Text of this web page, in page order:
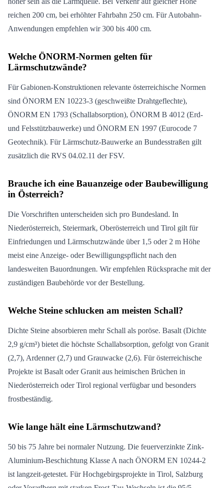
reichen 200 cm, bei erhöhter Fahrbahn 250 cm. Für Autobahn-
Anwendungen empfehlen wir 300 bis 400 cm.
Welche ÖNORM-Normen gelten für
Lärmschutzwände?
Für Gabionen-Konstruktionen relevante österreichische Normen
sind ÖNORM EN 10223-3 (geschweißte Drahtgeflechte),
ÖNORM EN 1793 (Schallabsorption), ÖNORM B 4012 (Erd-
und Felsstützbauwerke) und ÖNORM EN 1997 (Eurocode 7
Geotechnik). Für Lärmschutz-Bauwerke an Bundesstraßen gilt
zusätzlich die RVS 04.02.11 der FSV.
Brauche ich eine Bauanzeige oder Baubewilligung
in Österreich?
Die Vorschriften unterscheiden sich pro Bundesland. In
Niederösterreich, Steiermark, Oberösterreich und Tirol gilt für
Einfriedungen und Lärmschutzwände über 1,5 oder 2 m Höhe
meist eine Anzeige- oder Bewilligungspflicht nach den
landesweiten Bauordnungen. Wir empfehlen Rücksprache mit der
zuständigen Baubehörde vor der Bestellung.
Welche Steine schlucken am meisten Schall?
Dichte Steine absorbieren mehr Schall als poröse. Basalt (Dichte
2,9 g/cm³) bietet die höchste Schallabsorption, gefolgt von Granit
(2,7), Ardenner (2,7) und Grauwacke (2,6). Für österreichische
Projekte ist Basalt oder Granit aus heimischen Brüchen in
Niederösterreich oder Tirol regional verfügbar und besonders
frostbeständig.
Wie lange hält eine Lärmschutzwand?
50 bis 75 Jahre bei normaler Nutzung. Die feuerverzinkte Zink-
Aluminium-Beschichtung Klasse A nach ÖNORM EN 10244-2
ist langzeit-getestet. Für Hochgebirgsprojekte in Tirol, Salzburg